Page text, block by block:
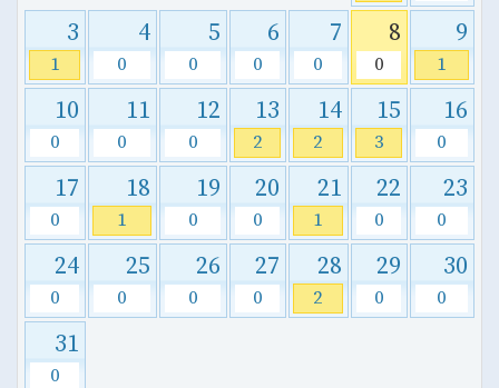
3
1
4
0
5
0
6
0
7
0
8
0
9
1
10
0
11
0
12
0
13
2
14
2
15
3
16
0
17
0
18
1
19
0
20
0
21
1
22
0
23
0
24
0
25
0
26
0
27
0
28
2
29
0
30
0
31
0